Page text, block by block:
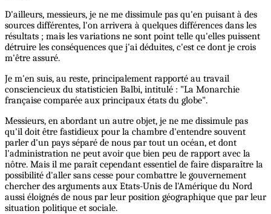
D'ailleurs, messieurs, je ne me dissimule pas qu'en puisant à des
sources différentes, l'on arrivera à quelques différences dans les
résultats ; mais les variations ne sont point telle qu'elles puissent
détruire les conséquences que j'ai déduites, c'est ce dont je crois
m'être assuré.
Je m'en suis, au reste, principalement rapporté au travail
consciencieux du statisticien Balbi, intitulé : "La Monarchie
française comparée aux principaux états du globe".
Messieurs, en abordant un autre objet, je ne me dissimule pas
qu'il doit être fastidieux pour la chambre d'entendre souvent
parler d'un pays séparé de nous par tout un océan, et dont
l'administration ne peut avoir que bien peu de rapport avec la
nôtre. Mais il me paraît cependant essentiel de faire disparaître la
possibilité d'aller sans cesse pour combattre le gouvernement
chercher des arguments aux Etats-Unis de l'Amérique du Nord
aussi éloignés de nous par leur position géographique que par leur
situation politique et sociale.